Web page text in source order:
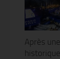
Après